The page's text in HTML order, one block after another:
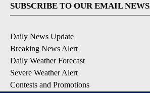
SUBSCRIBE TO OUR EMAIL
Daily News Update
Breaking News Alert
Daily Weather Forecast
Severe Weather Alert
Contests and Promotions